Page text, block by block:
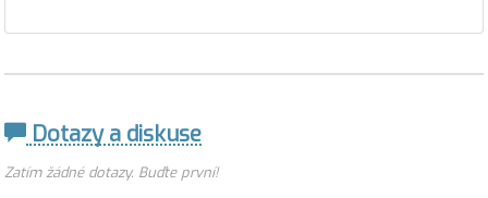
Dotazy a diskuse
Zatím žádné dotazy. Buďte první!